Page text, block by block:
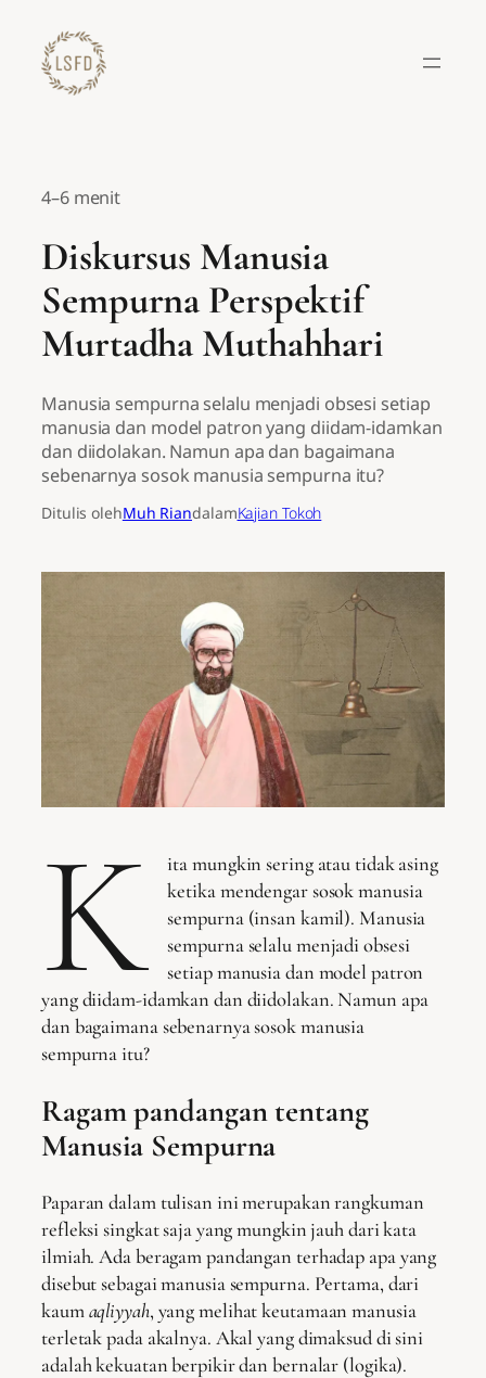
konten
4–6 menit
Diskursus Manusia
Sempurna Perspektif
Murtadha Muthahhari
Manusia sempurna selalu menjadi obsesi setiap
manusia dan model patron yang diidam-idamkan
dan diidolakan. Namun apa dan bagaimana
sebenarnya sosok manusia sempurna itu?
Ditulis olehMuh RiandalamKajian Tokoh
K
ita mungkin sering atau tidak asing
ketika mendengar sosok manusia
sempurna (insan kamil). Manusia
sempurna selalu menjadi obsesi
setiap manusia dan model patron
yang diidam-idamkan dan diidolakan. Namun apa
dan bagaimana sebenarnya sosok manusia
sempurna itu?
Ragam pandangan tentang
Manusia Sempurna
Paparan dalam tulisan ini merupakan rangkuman
refleksi singkat saja yang mungkin jauh dari kata
ilmiah. Ada beragam pandangan terhadap apa yang
disebut sebagai manusia sempurna. Pertama, dari
kaumaqliyyah, yang melihat keutamaan manusia
terletak pada akalnya. Akal yang dimaksud di sini
adalah kekuatan berpikir dan bernalar (logika).